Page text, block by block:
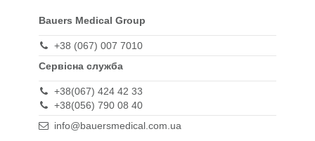
Bauers Medical Group
+38 (067) 007 7010
Сервісна служба
+38(067) 424 42 33
+38(056) 790 08 40
info@bauersmedical.com.ua